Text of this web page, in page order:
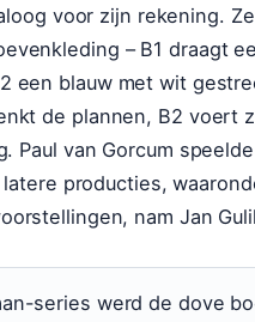
voor zijn rekening.
– B1 draagt
een blauw met wit
de plannen, B2 voert
Paul van Gorcum
producties,
nam Jan
series werd de dove